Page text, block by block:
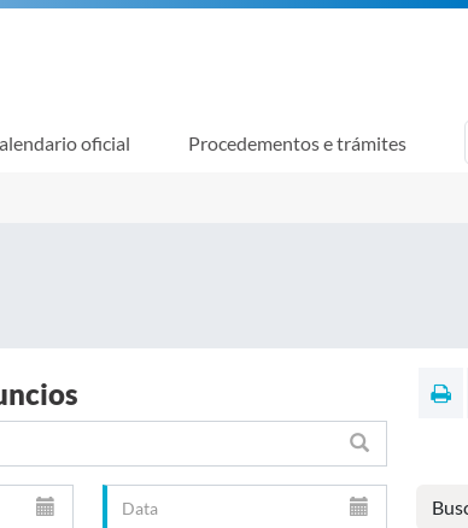
oficial Procedementos e trámites